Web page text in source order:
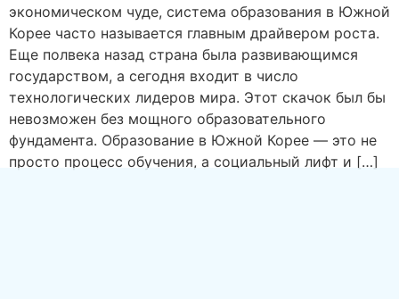
экономическом чуде, система образования в Южной
Корее часто называется главным драйвером роста.
Еще полвека назад страна была развивающимся
государством, а сегодня входит в число
технологических лидеров мира. Этот скачок был бы
невозможен без мощного образовательного
фундамента. Образование в Южной Корее — это не
просто процесс обучения, а социальный лифт и […]